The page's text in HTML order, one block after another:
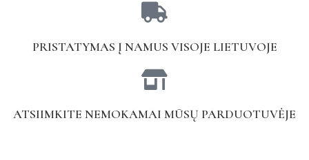
PRISTATYMAS Į NAMUS VISOJE LIETUVOJE
ATSIIMKITE NEMOKAMAI MŪSŲ PARDUOTUVĖJE